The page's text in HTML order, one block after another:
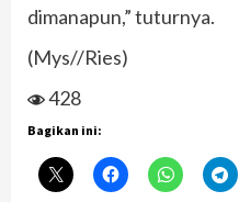
dimanapun,” tuturnya.
(Mys//Ries)
428
Bagikan ini: